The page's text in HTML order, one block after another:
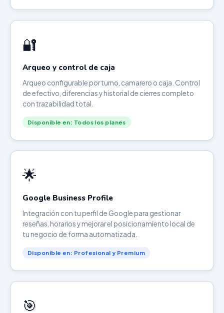
🔐
Arqueo y control de caja
Arqueo configurable por turno, camarero o caja. Control
de efectivo, diferencias y historial de cierres completo
con trazabilidad total.
Disponible en: Todos los planes
🌟
Google Business Profile
Integración con tu perfil de Google para gestionar
reseñas, horarios y mejorar el posicionamiento local de
tu negocio de forma automatizada.
Disponible en: Profesional y Premium
🎯